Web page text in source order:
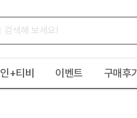
인+티비 이벤트 구매후기